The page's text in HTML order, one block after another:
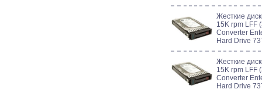
Жесткие
15K rpm LFF
Converter
Hard Drive
Жесткие
15K rpm LFF
Converter
Hard Drive